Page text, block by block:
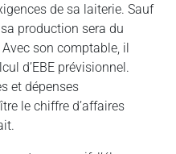
de sa laiterie. Sauf
production sera du
son comptable, il
d’EBE prévisionnel.
et dépenses
le chiffre d’affaires